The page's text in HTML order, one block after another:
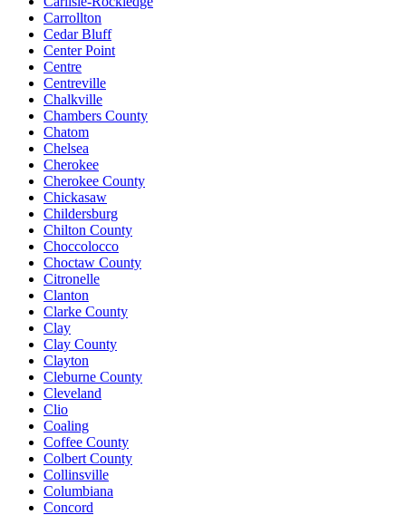
Carrollton
Cedar Bluff
Center Point
Centre
Centreville
Chalkville
Chambers County
Chatom
Chelsea
Cherokee
Cherokee County
Chickasaw
Childersburg
Chilton County
Choccolocco
Choctaw County
Citronelle
Clanton
Clarke County
Clay
Clay County
Clayton
Cleburne County
Cleveland
Clio
Coaling
Coffee County
Colbert County
Collinsville
Columbiana
Concord